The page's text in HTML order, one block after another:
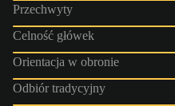
Przechwyty
Celność główek
Orientacja w obronie
Odbiór tradycyjny